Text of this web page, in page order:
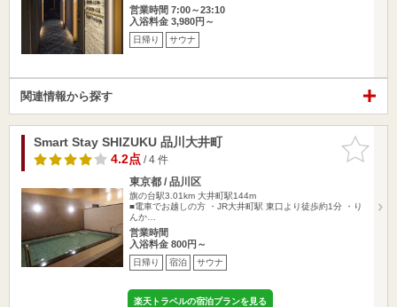
営業時間 7:00～23:10
入浴料金 3,980円～
日帰り サウナ
関連情報から探す
お気に入
りに追加
Smart Stay SHIZUKU 品川大井町
4.2点/ 4 件
東京都 / 品川区
旗の台駅3.01km 大井町駅144m
■電車でお越しの方 ・JR大井町駅 東口より徒歩約1分 ・り
んか…
営業時間
入浴料金 800円～
日帰り 宿泊 サウナ
楽天トラベルの宿泊プランを見る